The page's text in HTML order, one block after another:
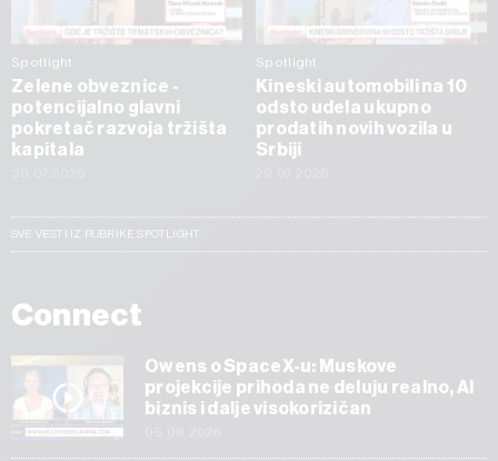
Spotlight
Zelene obveznice -
potencijalno glavni
pokretač razvoja tržišta
kapitala
Spotlight
Kineski automobili na 10
odsto udela ukupno
prodatih novih vozila u
Srbiji
SVE VESTI IZ RUBRIKE SPOTLIGHT
Connect
Owens o SpaceX-u: Muskove
projekcije prihoda ne deluju realno, AI
biznis i dalje visokorizičan